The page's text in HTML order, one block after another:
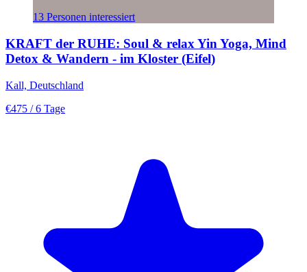
13 Personen interessiert
KRAFT der RUHE: Soul & relax Yin Yoga, Mind
Detox & Wandern - im Kloster (Eifel)
Kall, Deutschland
€475 / 6 Tage